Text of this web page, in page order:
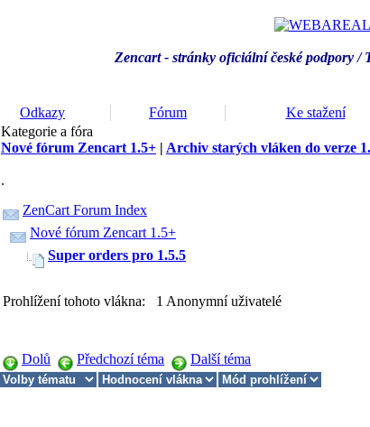
Zencart - stránky oficiální české podpory /
Odkazy Fórum Ke stažení
Kategorie a fóra
Nové fórum Zencart 1.5+ | Archiv starých vláken do verze
.
ZenCart Forum Index
Nové fórum Zencart 1.5+
Super orders pro 1.5.5
Prohlížení tohoto vlákna: 1 Anonymní uživatelé
Dolů Předchozí téma Další téma